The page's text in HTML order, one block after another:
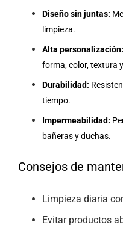
Diseño sin juntas:
limpieza.
Alta personalización:
forma, color, textura
Durabilidad:
tiempo.
Impermeabilidad:
bañeras y duchas.
Consejos de
Limpieza diaria
Evitar productos